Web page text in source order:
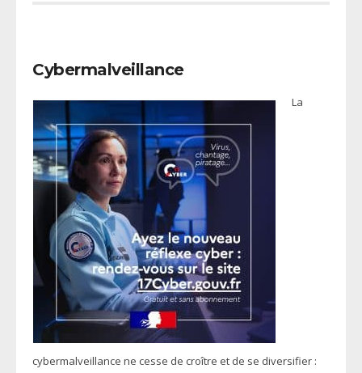
Cybermalveillance
La
cybermalveillance ne cesse de croître et de se diversifier :